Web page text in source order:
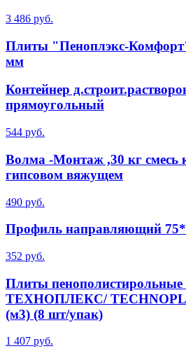
3 486 руб.
Плиты "Пеноплэкс-
мм
Контейнер
прямоугольный
544 руб.
Волма -Монтаж ,30 кг смесь
гипсовом вяжущем
490 руб.
Профиль направляющий
352 руб.
Плиты пенополистирольные
ТЕХНОПЛЕКС/
(м3) (8 шт/упак)
1 407 руб.